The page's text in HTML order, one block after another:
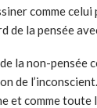
comme
de la pensée
la non-pensée
l’inconscient.
et comme